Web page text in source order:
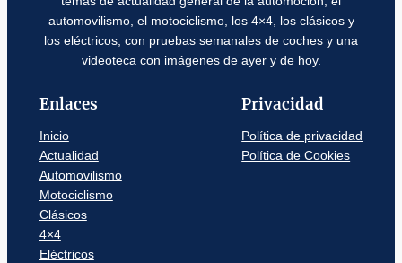
automovilismo, el motociclismo, los 4×4, los clásicos y
los eléctricos, con pruebas semanales de coches y una
videoteca con imágenes de ayer y de hoy.
Enlaces
Inicio
Actualidad
Automovilismo
Motociclismo
Clásicos
4×4
Eléctricos
Privacidad
Política de privacidad
Política de Cookies